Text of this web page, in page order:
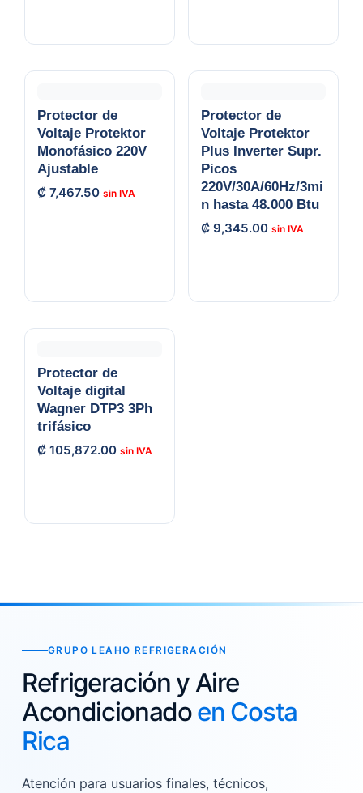
Protector de
Voltaje Protektor
Monofásico 220V
Ajustable
₡ 7,467.50
Protector de
Voltaje Protektor
Plus Inverter Supr.
Picos
220V/30A/60Hz/3mi
n hasta 48.000 Btu
₡ 9,345.00
Protector de
Voltaje digital
Wagner DTP3 3Ph
trifásico
₡ 105,872.00
GRUPO LEAHO REFRIGERACIÓN
Refrigeración y Aire
Acondicionadoen Costa
Rica
Atención para usuarios finales, técnicos,